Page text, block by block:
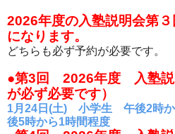
2026年度の入塾説明会第
になります。
どちらも必ず予約が必要です。
●第3回 2026年度 入塾説
が必ず必要です）
1月24日(土) 小学生 午後2時
後5時から1時間程度